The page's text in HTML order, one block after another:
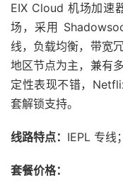
EIX Cloud 机场加速
场，采用
线，负载均衡，带宽
地区节点为主，兼有
定性表现不错，
套解锁支持。
线路特点： IEPL 专线
套餐价格：